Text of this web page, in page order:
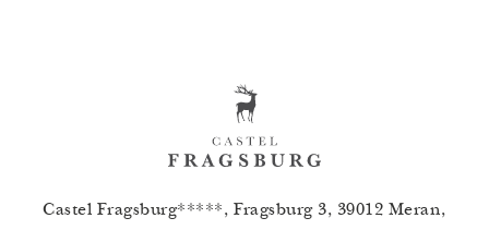
Castel Fragsburg*****, Fragsburg 3, 39012 Meran,